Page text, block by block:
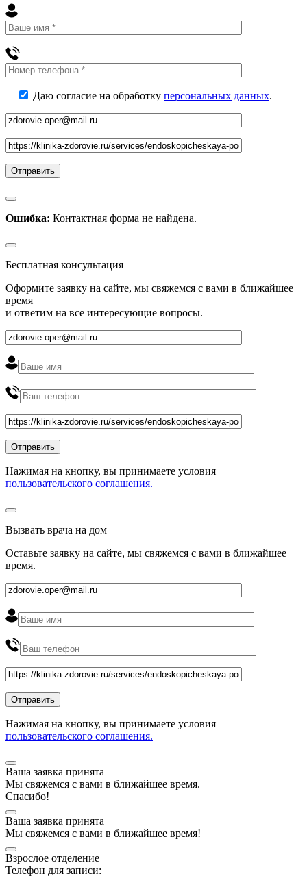
Даю согласие на обработку персональных данных.
Ошибка: Контактная форма не найдена.
Бесплатная консультация
Оформите заявку на сайте, мы свяжемся с вами в ближайшее
время
и ответим на все интересующие вопросы.
Нажимая на кнопку, вы принимаете условия
пользовательского соглашения.
Вызвать врача на дом
Оставьте заявку на сайте, мы свяжемся с вами в ближайшее
время.
Нажимая на кнопку, вы принимаете условия
пользовательского соглашения.
Ваша заявка принята
Мы свяжемся с вами в ближайшее время.
Спасибо!
Ваша заявка принята
Мы свяжемся с вами в ближайшее время!
Взрослое отделение
Телефон для записи: